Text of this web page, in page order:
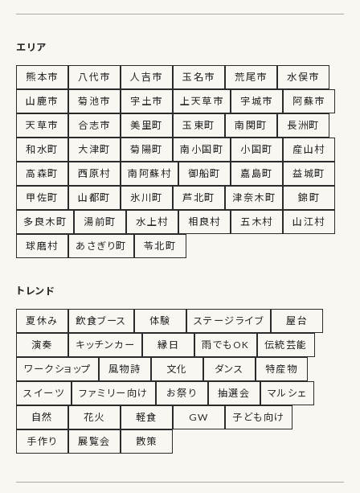
エリア
熊本市 八代市 人吉市 玉名市 荒尾市
水俣市
山鹿市
菊池市 宇土市 上天草市 宇城市
阿蘇市
天草市
合志市 美里町 玉東町 南関町
長洲町
和水町
大津町 菊陽町 南小国町 小国町
産山村
高森町
西原村 南阿蘇村 御船町 嘉島町
益城町
甲佐町
山都町 氷川町 芦北町 津奈木町
錦町
多良木町
湯前町 水上村 相良村 五木村
山江村
球磨村
あさぎり町 苓北町
トレンド
夏休み 飲食ブース 体験 ステージライブ
屋台
演奏
キッチンカー 縁日 雨でもOK
伝統芸能
ワークショップ
風物詩 文化 ダンス
特産物
スイーツ
ファミリー向け お祭り 抽選会
マルシェ
自然
花火 軽食 GW
子ども向け
手作り
展覧会 散策